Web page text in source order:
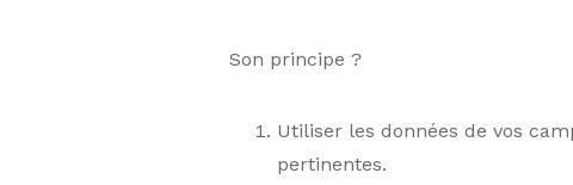
Son principe ?
Utiliser les données de vos
pertinentes.